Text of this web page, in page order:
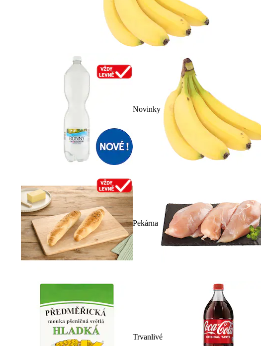
Novinky
Pekárna
Trvanlivé